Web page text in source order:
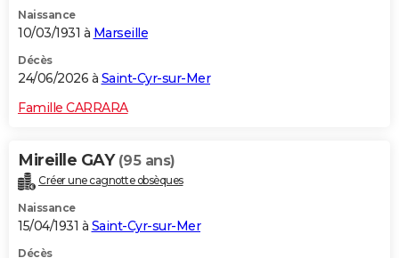
Naissance
10/03/1931 à Marseille
Décès
24/06/2026 à Saint-Cyr-sur-Mer
Famille CARRARA
Mireille GAY (95 ans)
Créer une cagnotte obsèques
Naissance
15/04/1931 à Saint-Cyr-sur-Mer
Décès